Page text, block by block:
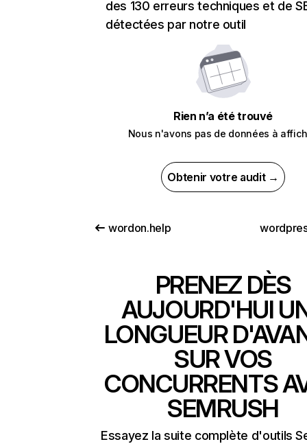
des 130 erreurs techniques et de
détectées par notre outil
Rien n’a été trouvé
Nous n'avons pas de données à
Obtenir votre audit →
wordon.help
PRENEZ DÈS
AUJOURD'HUI
LONGUEUR
SUR VOS
CONCURRENTS
SEMRUSH
Essayez la suite complète d'outils